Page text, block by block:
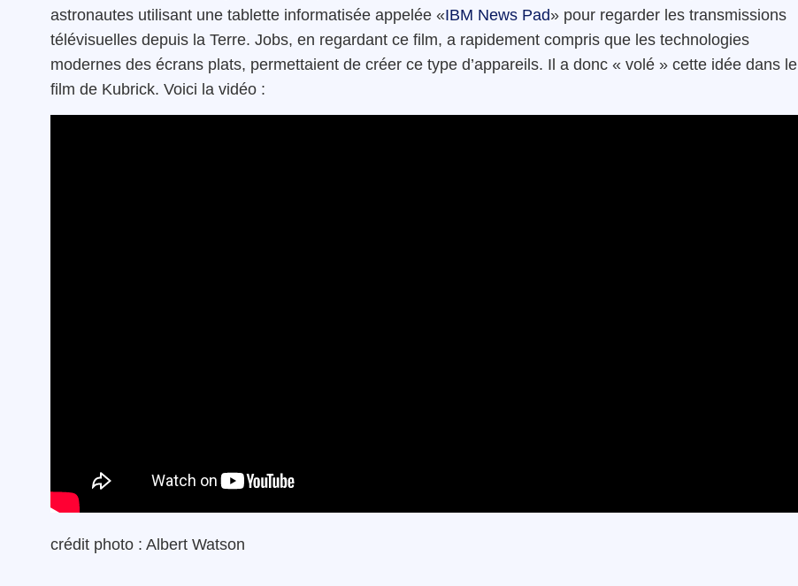
astronautes utilisant une tablette informatisée appelée «IBM News Pad» pour regarder les transmissions
télévisuelles depuis la Terre. Jobs, en regardant ce film, a rapidement compris que les technologies
modernes des écrans plats, permettaient de créer ce type d’appareils. Il a donc « volé » cette idée dans le
film de Kubrick. Voici la vidéo :
crédit photo : Albert Watson